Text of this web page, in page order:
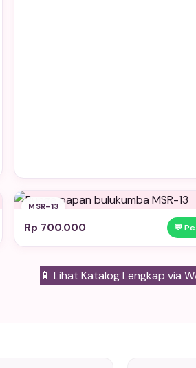
MSR-13
Rp 700.000 💬
📱 Lihat Katalog Lengkap via